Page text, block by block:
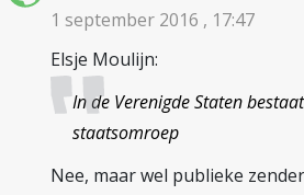
1 september 2016 , 17:47
Elsje Moulijn:
In de Verenigde Staten
staatsomroep
Nee, maar wel publieke